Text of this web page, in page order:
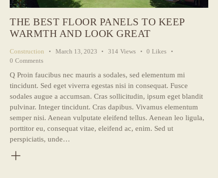
THE BEST FLOOR PANELS TO KEEP
WARMTH AND LOOK GREAT
Construction March 13, 2023 314 Views 0 Likes
0 Comments
Q Proin faucibus nec mauris a sodales, sed elementum mi
tincidunt. Sed eget viverra egestas nisi in consequat. Fusce
sodales augue a accumsan. Cras sollicitudin, ipsum eget blandit
pulvinar. Integer tincidunt. Cras dapibus. Vivamus elementum
semper nisi. Aenean vulputate eleifend tellus. Aenean leo ligula,
porttitor eu, consequat vitae, eleifend ac, enim. Sed ut
perspiciatis, unde…